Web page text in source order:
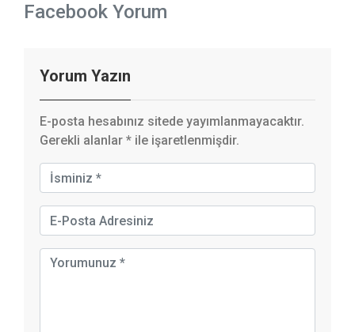
Facebook Yorum
Yorum Yazın
E-posta hesabınız sitede yayımlanmayacaktır.
Gerekli alanlar * ile işaretlenmişdir.